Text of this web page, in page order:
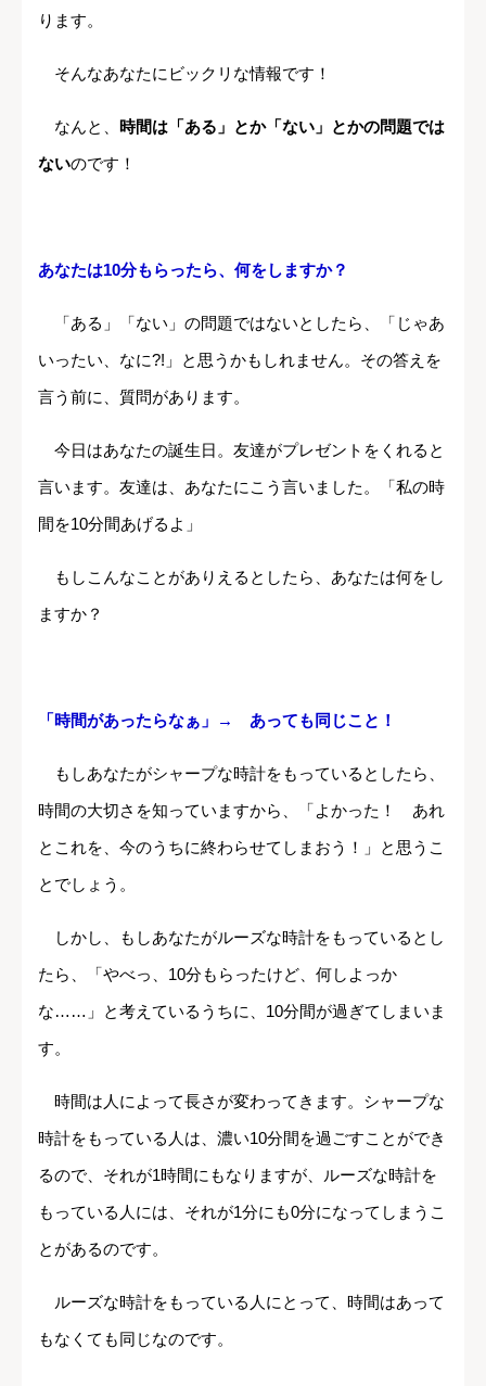
ります。
そんなあなたにビックリな情報です！
なんと、 時間は「ある」とか「ない」とかの問題では
ないのです！
あなたは10分もらったら、何をしますか？
「ある」「ない」の問題ではないとしたら、「じゃあ
いったい、なに?!」と思うかもしれません。その答えを
言う前に、質問があります。
今日はあなたの誕生日。友達がプレゼントをくれると
言います。友達は、あなたにこう言いました。「私の時
間を10分間あげるよ」
もしこんなことがありえるとしたら、あなたは何をし
ますか？
「時間があったらなぁ」→ あっても同じこと！
もしあなたがシャープな時計をもっているとしたら、
時間の大切さを知っていますから、「よかった！ あれ
とこれを、今のうちに終わらせてしまおう！」と思うこ
とでしょう。
しかし、もしあなたがルーズな時計をもっているとし
たら、「やべっ、10分もらったけど、何しよっか
な……」と考えているうちに、10分間が過ぎてしまいま
す。
時間は人によって長さが変わってきます。シャープな
時計をもっている人は、濃い10分間を過ごすことができ
るので、それが1時間にもなりますが、ルーズな時計を
もっている人には、それが1分にも0分になってしまうこ
とがあるのです。
ルーズな時計をもっている人にとって、時間はあって
もなくても同じなのです。